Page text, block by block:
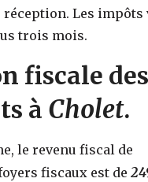
réception. Les impôts
trois mois.
fiscale des
à Cholet.
le revenu fiscal de
fiscaux est de